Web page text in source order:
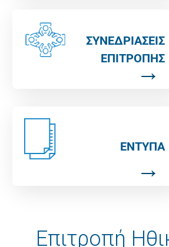
ΣΥΝΕΔΡΙΑΣΕΙΣ
ΕΠΙΤΡΟΠΗΣ
ΕΝΤΥΠΑ
Επιτροπή